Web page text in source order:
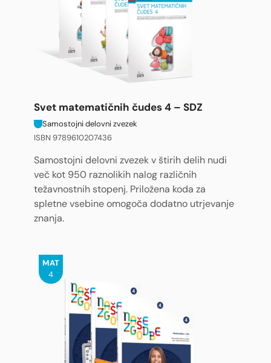
Svet matematičnih čudes 4 – SDZ
Samostojni delovni zvezek
ISBN 9789610207436
Samostojni delovni zvezek v štirih delih nudi
več kot 950 raznolikih nalog različnih
težavnostnih stopenj. Priložena koda za
spletne vsebine omogoča dodatno utrjevanje
znanja.
MAT
4